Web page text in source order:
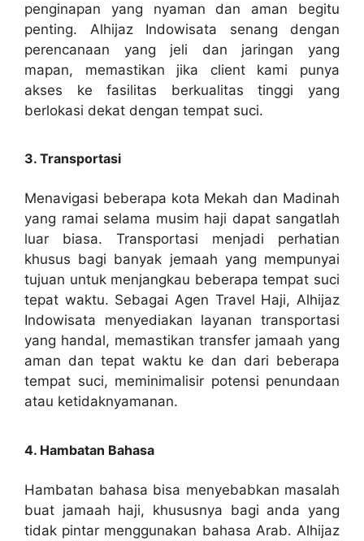
penginapan yang nyaman dan aman begitu
penting. Alhijaz Indowisata senang dengan
perencanaan yang jeli dan jaringan yang
mapan, memastikan jika client kami punya
akses ke fasilitas berkualitas tinggi yang
berlokasi dekat dengan tempat suci.
3. Transportasi
Menavigasi beberapa kota Mekah dan Madinah
yang ramai selama musim haji dapat sangatlah
luar biasa. Transportasi menjadi perhatian
khusus bagi banyak jemaah yang mempunyai
tujuan untuk menjangkau beberapa tempat suci
tepat waktu. Sebagai Agen Travel Haji, Alhijaz
Indowisata menyediakan layanan transportasi
yang handal, memastikan transfer jamaah yang
aman dan tepat waktu ke dan dari beberapa
tempat suci, meminimalisir potensi penundaan
atau ketidaknyamanan.
4. Hambatan Bahasa
Hambatan bahasa bisa menyebabkan masalah
buat jamaah haji, khususnya bagi anda yang
tidak pintar menggunakan bahasa Arab. Alhijaz